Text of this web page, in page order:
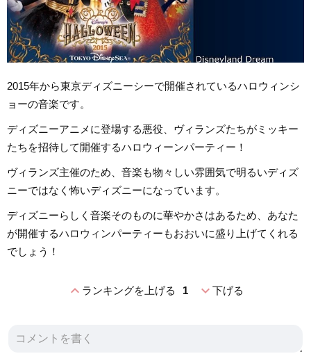
2015年から東京ディズニーシーで開催されているハロウィンシ
ョーの音楽です。
ディズニーアニメに登場する悪役、ヴィランズたちがミッキー
たちを招待して開催するハロウィーンパーティー！
ヴィランズ主催のため、音楽も物々しい雰囲気で明るいディズ
ニーではなく怖いディズニーになっています。
ディズニーらしく音楽そのものに華やかさはあるため、あなた
が開催するハロウィンパーティーもおおいに盛り上げてくれる
でしょう！
expand_lessランキングを上げる 1 expand_more下げる